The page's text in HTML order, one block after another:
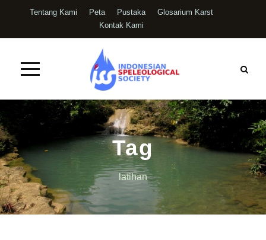
Tentang Kami Peta Pustaka
Glosarium Karst
Kontak Kami
Tag
latihan